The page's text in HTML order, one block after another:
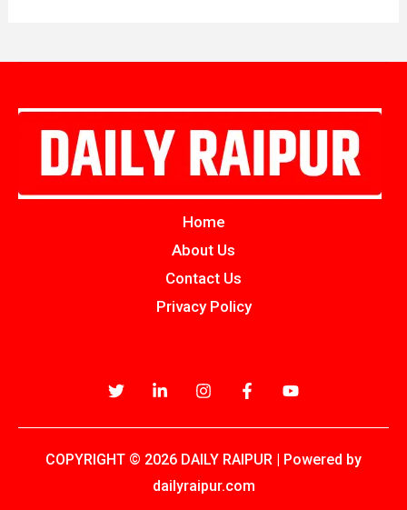
Home
About Us
Contact Us
Privacy Policy
COPYRIGHT © 2026 DAILY RAIPUR | Powered by
dailyraipur.com